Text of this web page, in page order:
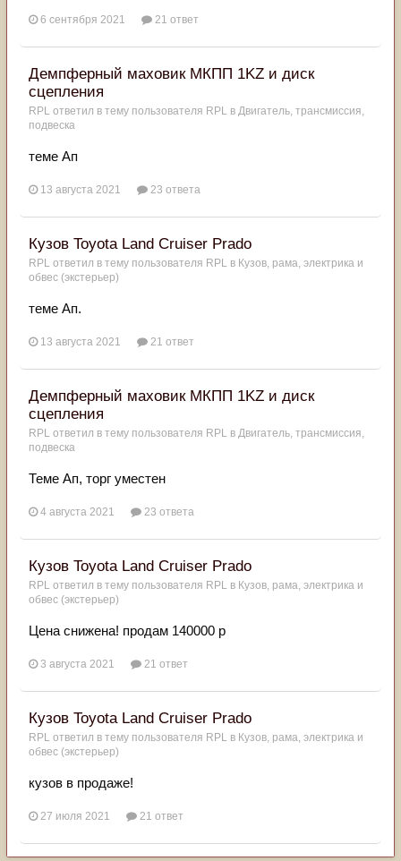
6 сентября 2021 21 ответ
Демпферный маховик МКПП 1KZ и диск
сцепления
RPL ответил в тему пользователя RPL в Двигатель, трансмиссия,
подвеска
теме Ап
13 августа 2021 23 ответа
Кузов Toyota Land Cruiser Prado
RPL ответил в тему пользователя RPL в Кузов, рама, электрика и
обвес (экстерьер)
теме Ап.
13 августа 2021 21 ответ
Демпферный маховик МКПП 1KZ и диск
сцепления
RPL ответил в тему пользователя RPL в Двигатель, трансмиссия,
подвеска
Теме Ап, торг уместен
4 августа 2021 23 ответа
Кузов Toyota Land Cruiser Prado
RPL ответил в тему пользователя RPL в Кузов, рама, электрика и
обвес (экстерьер)
Цена снижена! продам 140000 р
3 августа 2021 21 ответ
Кузов Toyota Land Cruiser Prado
RPL ответил в тему пользователя RPL в Кузов, рама, электрика и
обвес (экстерьер)
кузов в продаже!
27 июля 2021 21 ответ